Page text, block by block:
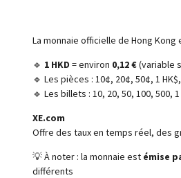
La monnaie officielle de Hong Kong
🔹 1 HKD = environ 0,12 €(variable
🔹 Les pièces : 10¢, 20¢, 50¢, 1 HK$,
🔹 Les billets : 10, 20, 50, 100, 500, 1
XE.com
Offre des taux en temps réel, des
💡 À noter : la monnaie est émise
différents